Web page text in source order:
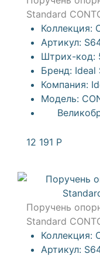
Standard
Коллекция:
Артикул:
Штрих-код:
Бренд: Ideal
Компания:
Модель:
12 191 Р
Поручень
Standard
Коллекция:
Артикул: